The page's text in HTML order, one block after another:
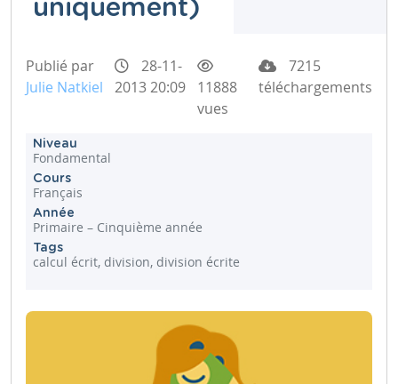
uniquement)
Publié par
Julie Natkiel
28-11-
2013 20:09
11888
vues
7215
téléchargements
Niveau
Fondamental
Cours
Français
Année
Primaire – Cinquième année
Tags
calcul écrit, division, division écrite